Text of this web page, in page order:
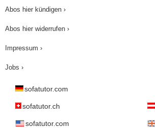
Abos hier kündigen ›
Abos hier widerrufen ›
Impressum ›
Jobs ›
sofatutor.com
sofatutor.ch
sofatutor.com